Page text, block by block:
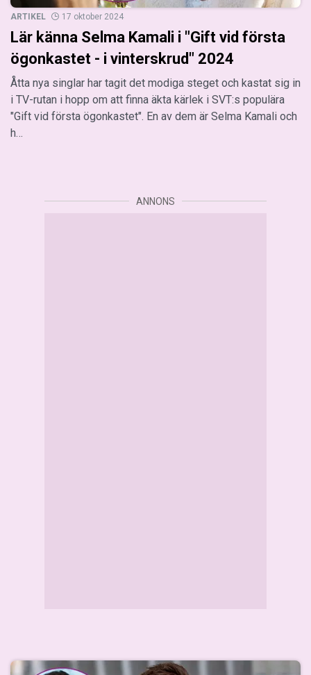
ARTIKEL 17 oktober 2024
Lär känna Selma Kamali i "Gift vid första
ögonkastet - i vinterskrud" 2024
Åtta nya singlar har tagit det modiga steget och kastat sig in
i TV-rutan i hopp om att finna äkta kärlek i SVT:s populära
"Gift vid första ögonkastet". En av dem är Selma Kamali och
h…
ANNONS